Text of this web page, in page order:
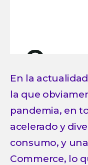
En la
la que
pandemia, en
acelerado y
consumo, y
Commerce, lo